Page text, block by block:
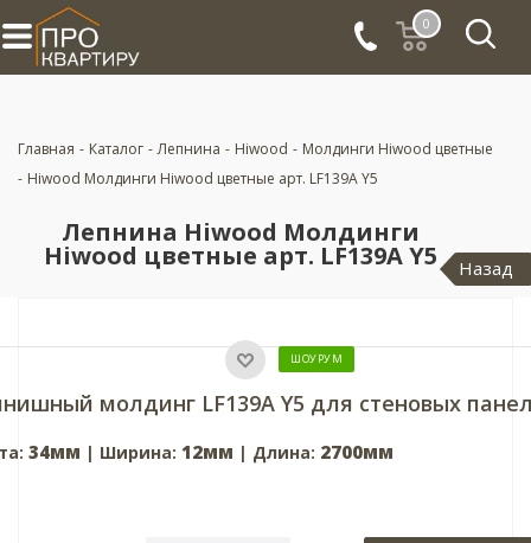
0
Главная - Каталог - Лепнина - Hiwood - Молдинги Hiwood цветные
- Hiwood Молдинги Hiwood цветные арт. LF139A Y5
Лепнина Hiwood Молдинги
Hiwood цветные арт. LF139A Y5 Назад
ШОУРУМ
молдинг LF139A Y5 для стеновых
34мм | Ширина: 12мм | Длина: 2700мм